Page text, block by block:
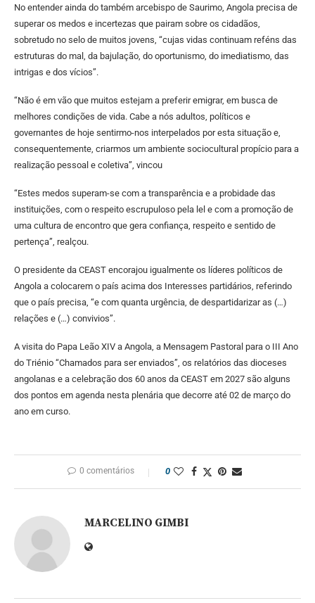
No entender ainda do também arcebispo de Saurimo, Angola precisa de
superar os medos e incertezas que pairam sobre os cidadãos,
sobretudo no selo de muitos jovens, “cujas vidas continuam reféns das
estruturas do mal, da bajulação, do oportunismo, do imediatismo, das
intrigas e dos vícios”.
“Não é em vão que muitos estejam a preferir emigrar, em busca de
melhores condições de vida. Cabe a nós adultos, políticos e
governantes de hoje sentirmo-nos interpelados por esta situação e,
consequentemente, criarmos um ambiente sociocultural propício para a
realização pessoal e coletiva”, vincou
“Estes medos superam-se com a transparência e a probidade das
instituições, com o respeito escrupuloso pela lel e com a promoção de
uma cultura de encontro que gera confiança, respeito e sentido de
pertença”, realçou.
O presidente da CEAST encorajou igualmente os líderes políticos de
Angola a colocarem o país acima dos Interesses partidários, referindo
que o país precisa, “e com quanta urgência, de despartidarizar as (…)
relações e (…) convivios”.
A visita do Papa Leão XIV a Angola, a Mensagem Pastoral para o III Ano
do Triénio “Chamados para ser enviados”, os relatórios das dioceses
angolanas e a celebração dos 60 anos da CEAST em 2027 são alguns
dos pontos em agenda nesta plenária que decorre até 02 de março do
ano em curso.
0 comentários 0
MARCELINO GIMBI